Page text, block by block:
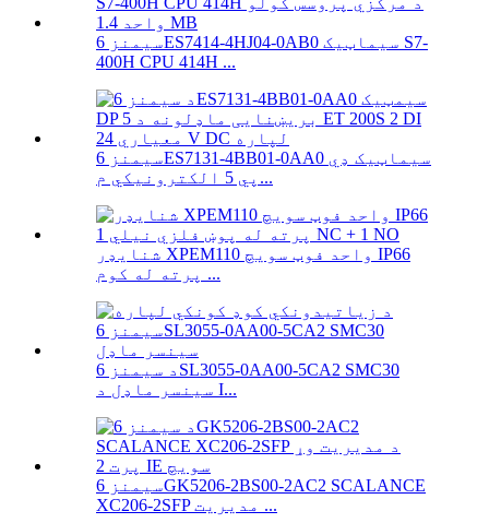
سیمنز 6ES7414-4HJ04-0AB0 سیماټیک S7-
400H CPU 414H ...
سیمنز 6ES7131-4BB01-0AA0 سیماټیک ډي
پي 5 الکترونیکي م...
شنایډر XPEM110 واحد فوټ سویچ IP66
پرته له کوم ...
د سیمنز 6SL3055-0AA00-5CA2 SMC30
سینسر ماډل د I...
سیمنز 6GK5206-2BS00-2AC2 SCALANCE
XC206-2SFP مدیریت ...